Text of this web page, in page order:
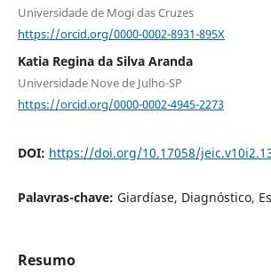
Universidade de Mogi das Cruzes
https://orcid.org/0000-0002-8931-895X
Katia Regina da Silva Aranda
Universidade Nove de Julho-SP
https://orcid.org/0000-0002-4945-2273
DOI: https://doi.org/10.17058/
Palavras-chave: Giardíase, Diagnóstico,
Resumo